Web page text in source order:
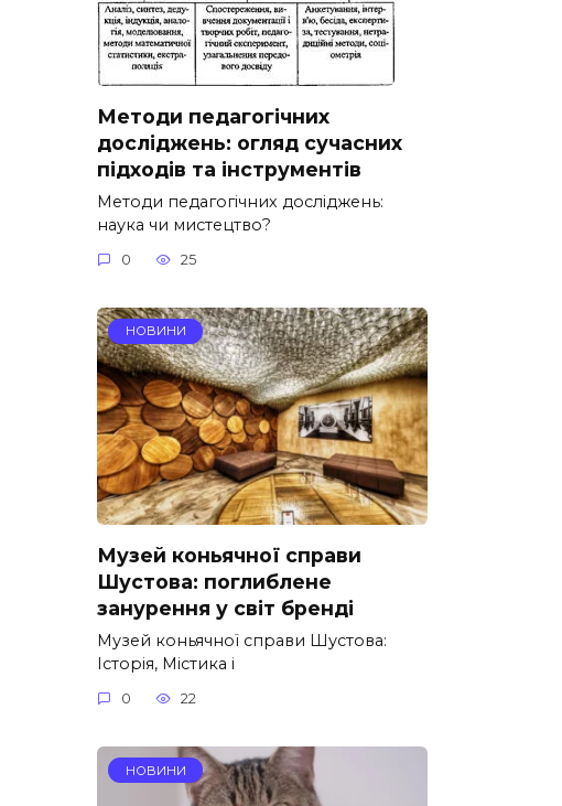
Методи педагогічних
досліджень: огляд сучасних
підходів та інструментів
Методи педагогічних досліджень:
наука чи мистецтво?
0 25
НОВИНИ
Музей коньячної справи
Шустова: поглиблене
занурення у світ бренді
Музей коньячної справи Шустова:
Історія, Містика і
0 22
НОВИНИ